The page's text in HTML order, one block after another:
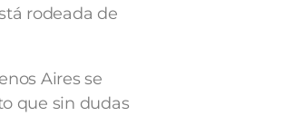
rodeada de
Aires se
que sin dudas